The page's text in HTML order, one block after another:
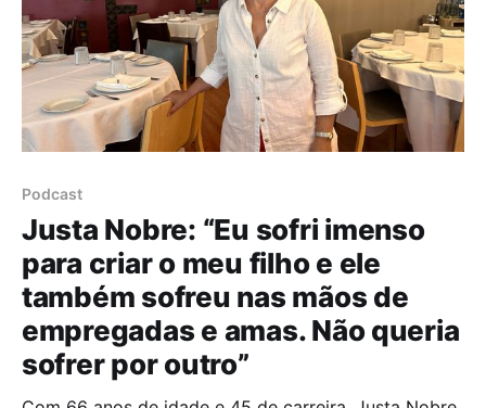
Podcast
Justa Nobre: “Eu sofri imenso
para criar o meu filho e ele
também sofreu nas mãos de
empregadas e amas. Não queria
sofrer por outro”